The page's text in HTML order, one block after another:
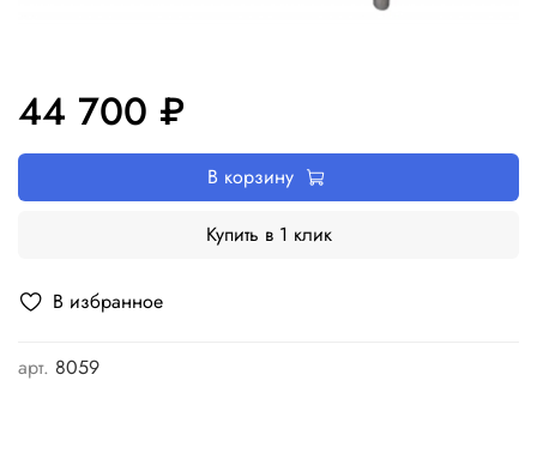
В избранное
арт. 8059
44 700 ₽
В корзину
Купить в 1 клик